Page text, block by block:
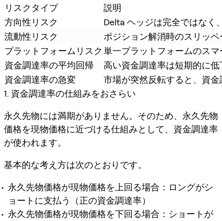
リスクタイプ
説明
方向性リスク
Delta ヘッジは完全ではなく
流動性リスク
ポジション解消時のスリッ
プラットフォームリスク 単一プラットフォームのス
資金調達率の平均回帰
高い資金調達率は短期的に
資金調達率の急変
市場が突然反転すると、資
1. 資金調達率の仕組みをおさらい
永久先物には満期がありません。そのため、永久先物
価格を現物価格に近づける仕組みとして、資金調達率
が使われます。
基本的な考え方は次のとおりです。
永久先物価格が現物価格を上回る場合：ロングがシ
ョートに支払う（正の資金調達率）
永久先物価格が現物価格を下回る場合：ショートが